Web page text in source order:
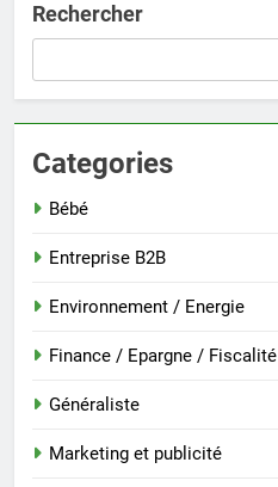
Rechercher
Categories
Bébé
Entreprise B2B
Environnement / Energie
Finance / Epargne / Fiscalité
Généraliste
Marketing et publicité